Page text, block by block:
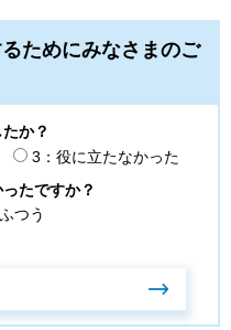
ためにみなさまのご
か？
3：役に立たなかった
たですか？
つう